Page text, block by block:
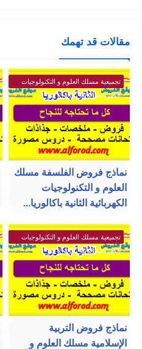
مقالات قد تهمك
تجميعية مسلك العلوم و التكنولوجيات
الكهربائية الثانية باكالوريا
نماذج فروض الفلسفة مسلك
العلوم و التكنولوجيات
الكهربائية الثانية باكالوريا...
تجميعية مسلك العلوم و التكنولوجيات
الكهربائية الثانية باكالوريا
نماذج فروض التربية
الإسلامية مسلك العلوم و